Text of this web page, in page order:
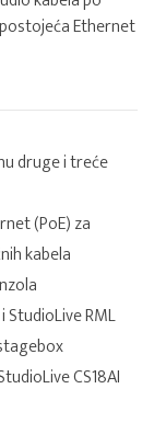
Ethernet
druge i treće
(PoE) za
kabela
RML
CS18AI